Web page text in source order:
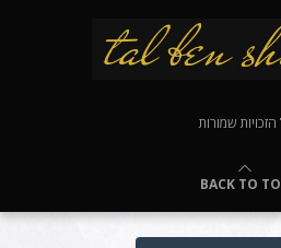
הזכויות שמורות
BACK TO